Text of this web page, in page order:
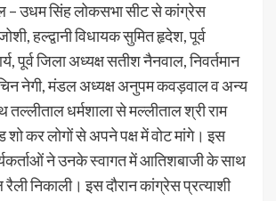
– उधम सिंह लोकसभा सीट से कांग्रेस
हल्द्वानी विधायक सुमित हृदेश, पूर्व
पूर्व जिला अध्यक्ष सतीश नैनवाल, निवर्तमान
नेगी, मंडल अध्यक्ष अनुपम कवड़वाल व अन्य
तल्लीताल धर्मशाला से मल्लीताल श्री राम
कर लोगों से अपने पक्ष में वोट मांगे। इस
ने उनके स्वागत में आतिशबाजी के साथ
निकाली। इस दौरान कांग्रेस प्रत्याशी